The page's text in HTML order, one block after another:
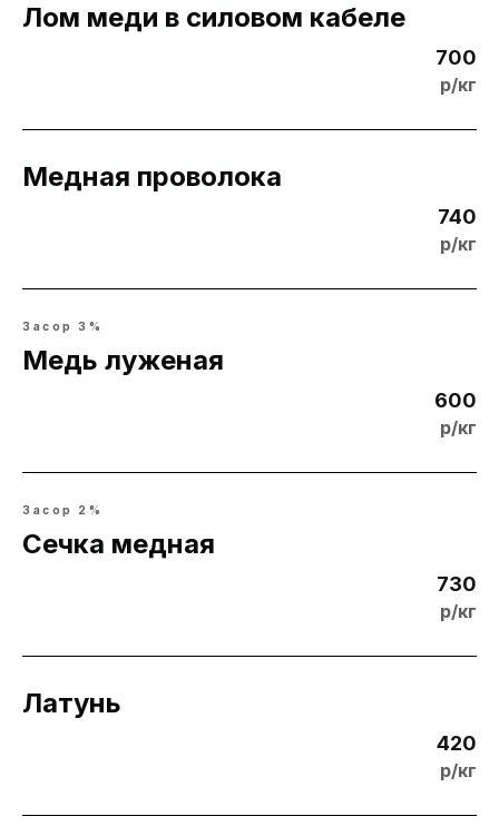
Лом меди в силовом кабеле
700
р/кг
Медная проволока
740
р/кг
Засор 3%
Медь луженая
600
р/кг
Засор 2%
Сечка медная
730
р/кг
Латунь
420
р/кг